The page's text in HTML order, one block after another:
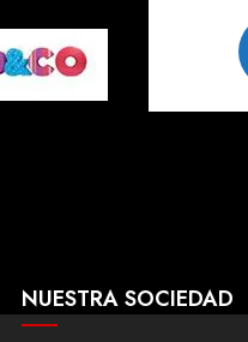
NUESTRA SOCIEDAD